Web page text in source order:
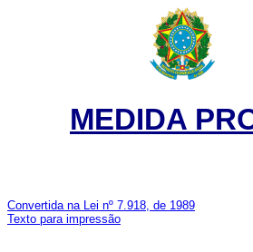
MEDIDA
Convertida na Lei nº 7.918, de 1989
Texto para impressão